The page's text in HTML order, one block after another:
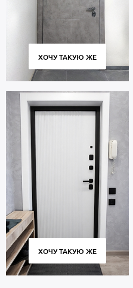
ХОЧУ ТАКУЮ ЖЕ
ХОЧУ ТАКУЮ ЖЕ